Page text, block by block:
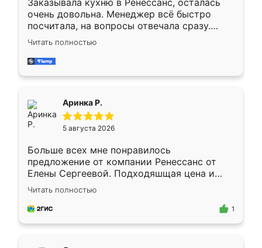
Заказывала кухню в Ренессанс, осталась
очень довольна. Менеджер всё быстро
посчитала, на вопросы отвечала сразу.
Замерщик приехал в субботу, подошёл к
делу со всей ответственностью. Собрали
за день, ребята работали аккуратно, даже
Читать полностью
Аринка Р.
5 августа 2026
Больше всех мне понравилось
предложение от компании Ренессанс от
Елены Сергеевой. Подходяшщая цена и
короткие сроки изготовления. Приехавший
для замера сотрудник Владислав
предложил по моему эскизу самый
Читать полностью
1